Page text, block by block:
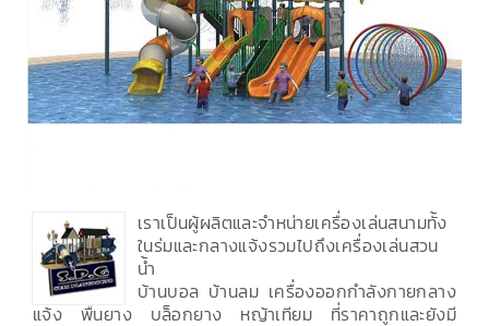
เราเป็นผู้ผลิตและจำหน่ายเครื่องเล่นสนามทั้ง
ในร่มและกลางแจ้งรวมไปถึงเครื่องเล่นสวน
น้ำ
บ้านบอล บ้านลม เครื่องออกกำลังกายกลาง
แจ้ง พื้นยาง บล็อกยาง หญ้าเทียม ที่ราคาถูกและยังมี